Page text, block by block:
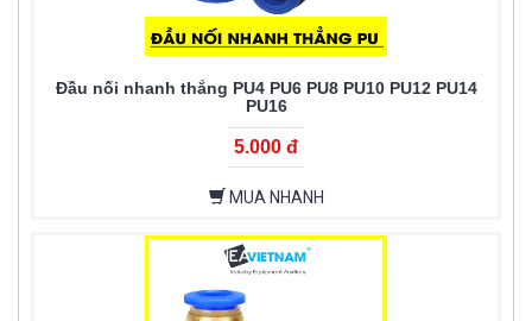
Đầu nối nhanh thẳng PU4 PU6 PU8 PU10 PU12 PU14
PU16
5.000 đ
MUA NHANH